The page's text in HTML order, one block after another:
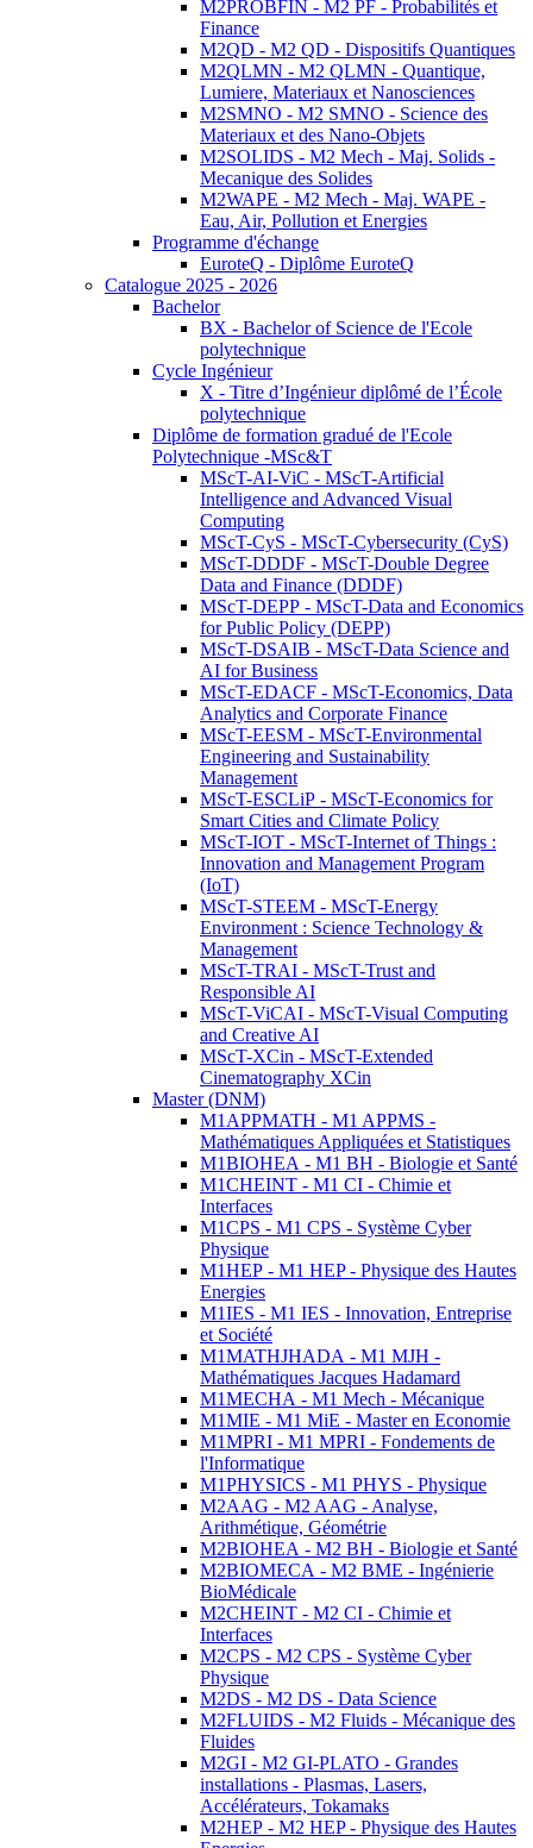
M2PROBFIN - M2 PF - Probabilités et
Finance
M2QD - M2 QD - Dispositifs Quantiques
M2QLMN - M2 QLMN - Quantique,
Lumiere, Materiaux et Nanosciences
M2SMNO - M2 SMNO - Science des
Materiaux et des Nano-Objets
M2SOLIDS - M2 Mech - Maj. Solids -
Mecanique des Solides
M2WAPE - M2 Mech - Maj. WAPE -
Eau, Air, Pollution et Energies
Programme d'échange
EuroteQ - Diplôme EuroteQ
Catalogue 2025 - 2026
Bachelor
BX - Bachelor of Science de l'Ecole
polytechnique
Cycle Ingénieur
X - Titre d’Ingénieur diplômé de l’École
polytechnique
Diplôme de formation gradué de l'Ecole
Polytechnique -MSc&T
MScT-AI-ViC - MScT-Artificial
Intelligence and Advanced Visual
Computing
MScT-CyS - MScT-Cybersecurity (CyS)
MScT-DDDF - MScT-Double Degree
Data and Finance (DDDF)
MScT-DEPP - MScT-Data and Economics
for Public Policy (DEPP)
MScT-DSAIB - MScT-Data Science and
AI for Business
MScT-EDACF - MScT-Economics, Data
Analytics and Corporate Finance
MScT-EESM - MScT-Environmental
Engineering and Sustainability
Management
MScT-ESCLiP - MScT-Economics for
Smart Cities and Climate Policy
MScT-IOT - MScT-Internet of Things :
Innovation and Management Program
(IoT)
MScT-STEEM - MScT-Energy
Environment : Science Technology &
Management
MScT-TRAI - MScT-Trust and
Responsible AI
MScT-ViCAI - MScT-Visual Computing
and Creative AI
MScT-XCin - MScT-Extended
Cinematography XCin
Master (DNM)
M1APPMATH - M1 APPMS -
Mathématiques Appliquées et Statistiques
M1BIOHEA - M1 BH - Biologie et Santé
M1CHEINT - M1 CI - Chimie et
Interfaces
M1CPS - M1 CPS - Système Cyber
Physique
M1HEP - M1 HEP - Physique des Hautes
Energies
M1IES - M1 IES - Innovation, Entreprise
et Société
M1MATHJHADA - M1 MJH -
Mathématiques Jacques Hadamard
M1MECHA - M1 Mech - Mécanique
M1MIE - M1 MiE - Master en Economie
M1MPRI - M1 MPRI - Fondements de
l'Informatique
M1PHYSICS - M1 PHYS - Physique
M2AAG - M2 AAG - Analyse,
Arithmétique, Géométrie
M2BIOHEA - M2 BH - Biologie et Santé
M2BIOMECA - M2 BME - Ingénierie
BioMédicale
M2CHEINT - M2 CI - Chimie et
Interfaces
M2CPS - M2 CPS - Système Cyber
Physique
M2DS - M2 DS - Data Science
M2FLUIDS - M2 Fluids - Mécanique des
Fluides
M2GI - M2 GI-PLATO - Grandes
installations - Plasmas, Lasers,
Accélérateurs, Tokamaks
M2HEP - M2 HEP - Physique des Hautes